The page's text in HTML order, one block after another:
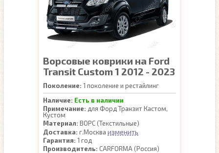
Ворсовые коврики на Ford
Transit Custom 1 2012 - 2023
Поколение: 1 поколение и рестайлинг
Наличие: Есть в наличии
Примечание: для Форд Транзит Кастом,
Кустом
Материал: ВОРС (Текстильные)
Доставка: г.Москва изменить
Гарантия: 1 год
Производитель: CARFORMA (Россия)